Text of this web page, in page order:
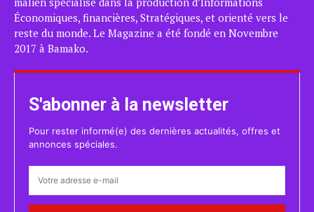
Économiques, financières, Stratégiques, et orienté vers le
reste du monde. Le Magazine a été fondé en Novembre
2017 à Bamako.
S'abonner à la newsletter
Pour rester informé(e) des dernières actualités, offres et
annonces spéciales.